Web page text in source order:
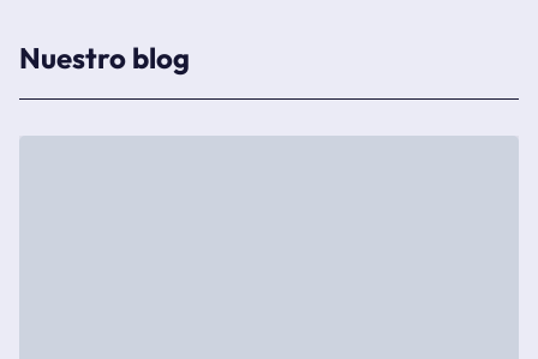
Nuestro blog